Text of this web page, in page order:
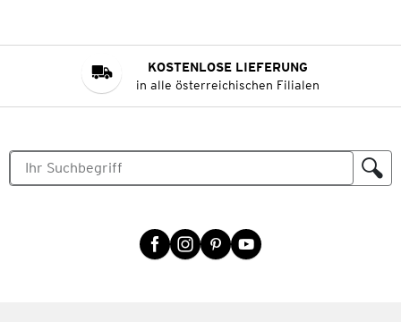
KOSTENLOSE LIEFERUNG
in alle österreichischen Filialen